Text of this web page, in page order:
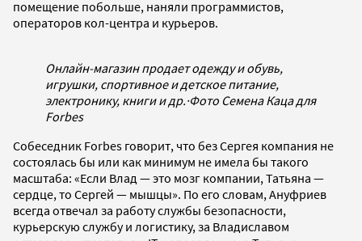
помещение побольше, наняли программистов,
операторов кол-центра и курьеров.
Онлайн-магазин продает одежду и обувь,
игрушки, спортивное и детское питание,
электронику, книги и др.·Фото Семена Каца для
Forbes
Cобеседник Forbes говорит, что без Сергея компания не
состоялась бы или как минимум не имела бы такого
масштаба: «Если Влад — это мозг компании, Татьяна —
сердце, то Сергей — мышцы». По его словам, Ануфриев
всегда отвечал за работу службы безопасности,
курьерскую службу и логистику, за Владиславом